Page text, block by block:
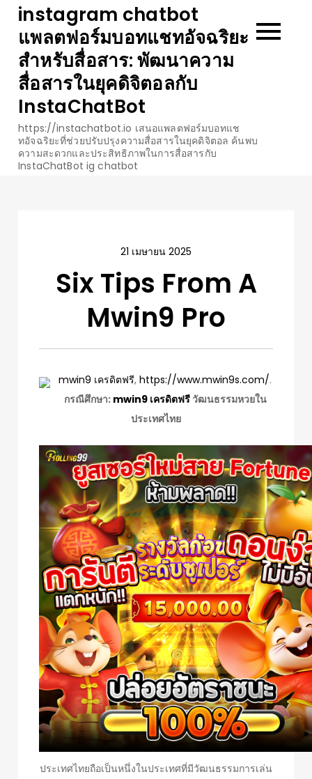
content
instagram chatbot
แพลตฟอร์มบอทแชทอัจฉริยะ
สำหรับสื่อสาร: พัฒนาความ
สื่อสารในยุคดิจิตอลกับ
InstaChatBot
https://instachatbot.io เสนอแพลตฟอร์มบอทแช
ทอัจฉริยะที่ช่วยปรับปรุงความสื่อสารในยุคดิจิตอล ค้นพบ
ความสะดวกและประสิทธิภาพในการสื่อสารกับ
InstaChatBot ig chatbot
21 เมษายน 2025
Six Tips From A
Mwin9 Pro
mwin9 เครดิตฟรี, https://www.mwin9s.com/.
กรณีศึกษา: mwin9 เครดิตฟรีวัฒนธรรมหวยใน
ประเทศไทย
ประเทศไทยถือเป็นหนึ่งในประเทศที่มีวัฒนธรรมการเล่น